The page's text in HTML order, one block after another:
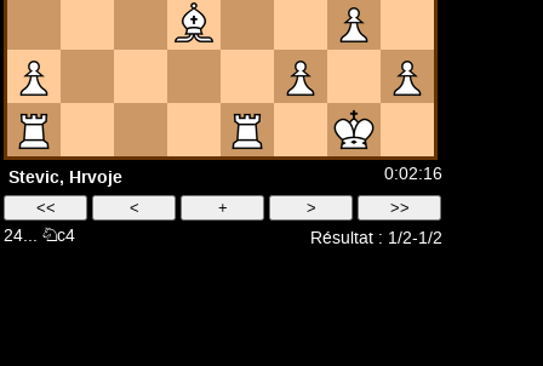
Stevic, Hrvoje 0:02:16
24... Nc4 Résultat : 1/2-1/2